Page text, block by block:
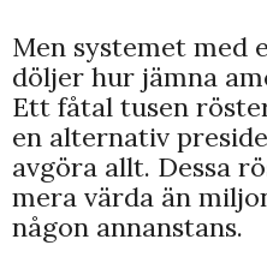
Men systemet med
döljer hur jämna
Ett fåtal tusen
en alternativ
avgöra allt. Dessa
mera värda än
någon annanstans.